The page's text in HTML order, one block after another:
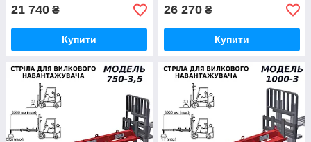
21 740 ₴
Купити
26 270 ₴
Купити